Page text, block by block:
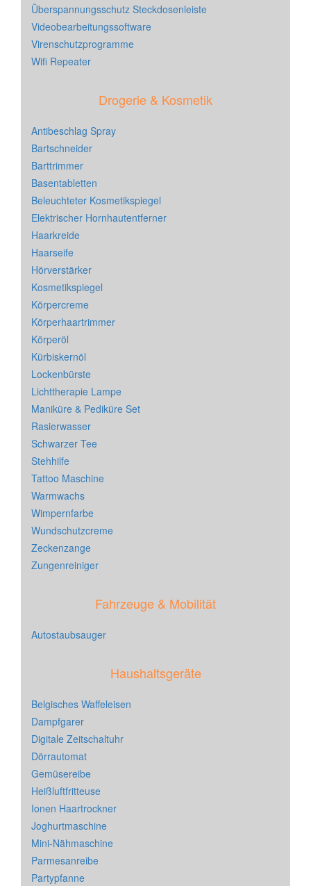
Überspannungsschutz Steckdosenleiste
Videobearbeitungssoftware
Virenschutzprogramme
Wifi Repeater
Drogerie & Kosmetik
Antibeschlag Spray
Bartschneider
Barttrimmer
Basentabletten
Beleuchteter Kosmetikspiegel
Elektrischer Hornhautentferner
Haarkreide
Haarseife
Hörverstärker
Kosmetikspiegel
Körpercreme
Körperhaartrimmer
Körperöl
Kürbiskernöl
Lockenbürste
Lichttherapie Lampe
Maniküre & Pediküre Set
Rasierwasser
Schwarzer Tee
Stehhilfe
Tattoo Maschine
Warmwachs
Wimpernfarbe
Wundschutzcreme
Zeckenzange
Zungenreiniger
Fahrzeuge & Mobilität
Autostaubsauger
Haushaltsgeräte
Belgisches Waffeleisen
Dampfgarer
Digitale Zeitschaltuhr
Dörrautomat
Gemüsereibe
Heißluftfritteuse
Ionen Haartrockner
Joghurtmaschine
Mini-Nähmaschine
Parmesanreibe
Partypfanne